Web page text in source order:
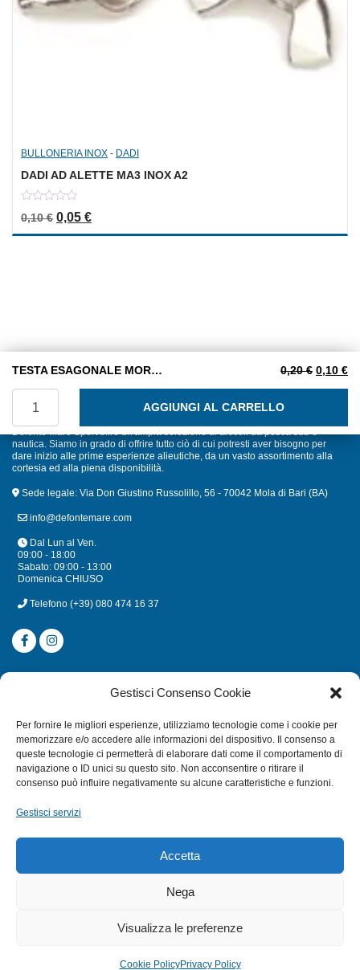
Gestisci Consenso Cookie
Per fornire le migliori esperienze, utilizziamo tecnologie come i cookie per
memorizzare e/o accedere alle informazioni del dispositivo. Il consenso a
queste tecnologie ci permetterà di elaborare dati come il comportamento di
navigazione o ID unici su questo sito. Non acconsentire o ritirare il
consenso può influire negativamente su alcune caratteristiche e funzioni.
Gestisci servizi
Accetta
Nega
Visualizza le preferenze
Cookie PolicyPrivacy Policy
BULLONERIA INOX - DADI
DADI AD ALETTE MA3 INOX A2
out
of
0,10€ Il prezzo originale era: 0,10 €.
0,05 €Il prezzo attuale è: 0,05 €.
TESTA ESAGONALE MORDENTE 6X40 INOX A2 0,20€ Il
0,10 €Il
AGGIUNGI AL CARRELLO
Defonte Mare Sport offre un'ampia selezione di articoli da pesca sub e
nautica. Siamo in grado di offrire tutto ciò di cui potresti aver bisogno per
dare inizio alle prime esperienze alieutiche, da un vasto assortimento alla
cortesia ed alla piena disponibilità.
Sede legale: Via Don Giustino Russolillo, 56 - 70042 Mola di Bari (BA)
info@defontemare.com
Dal Lun al Ven.
09:00 - 18:00
Sabato: 09:00 - 13:00
Domenica CHIUSO
Telefono (+39) 080 474 16 37
CATEGORIE
MULINELLI
CANNE
ACCESSORI NAUTICI
TERMINI E CONDIZIONI